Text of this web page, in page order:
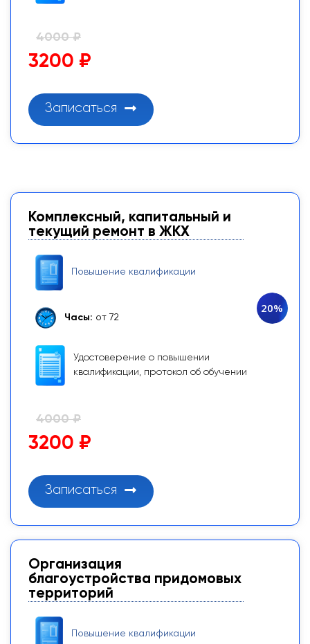
4000 ₽
3200 ₽
Записаться
Комплексный, капитальный и
текущий ремонт в ЖКХ
Повышение квалификации
Часы: от 72
Удостоверение о повышении
квалификации, протокол об обучении
20%
4000 ₽
3200 ₽
Записаться
Организация
благоустройства придомовых
территорий
Повышение квалификации